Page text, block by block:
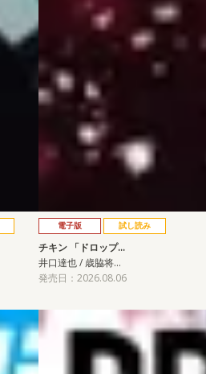
電子版 試し読み
チキン 「ドロップ…
井口達也 / 歳脇将…
発売日：2026.08.06